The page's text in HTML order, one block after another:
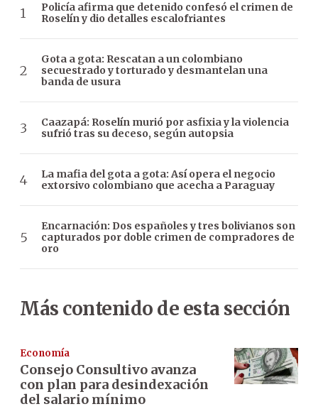
Policía afirma que detenido confesó el crimen de
Roselín y dio detalles escalofriantes
Gota a gota: Rescatan a un colombiano
secuestrado y torturado y desmantelan una
banda de usura
Caazapá: Roselín murió por asfixia y la violencia
sufrió tras su deceso, según autopsia
La mafia del gota a gota: Así opera el negocio
extorsivo colombiano que acecha a Paraguay
Encarnación: Dos españoles y tres bolivianos son
capturados por doble crimen de compradores de
oro
Más contenido de esta sección
Economía
Consejo Consultivo avanza
con plan para desindexación
del salario mínimo